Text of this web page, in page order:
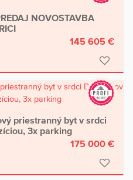
NOVOSTAVBA
145 605 €
priestranný byt v srdci
3x parking
175 000 €